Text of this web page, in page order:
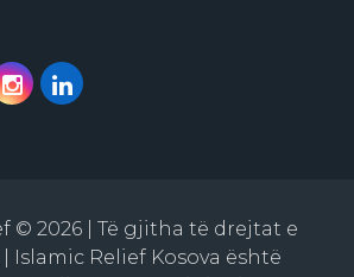
© 2026 | Të gjitha të drejtat e
| Islamic Relief Kosova është